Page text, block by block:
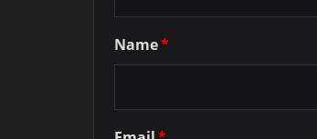
Name*